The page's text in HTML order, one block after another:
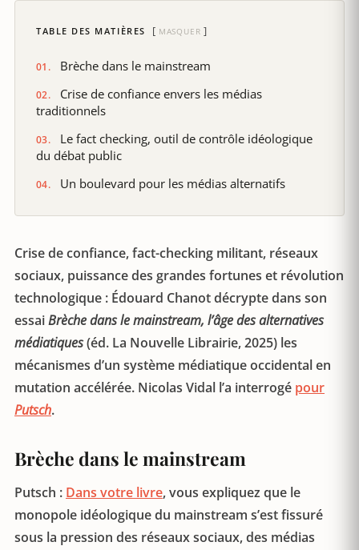
TABLE DES MATIÈRES MASQUER
Brèche dans le mainstream
Crise de confiance envers les médias
traditionnels
Le fact checking, outil de contrôle idéologique
du débat public
Un boulevard pour les médias alternatifs
Crise de confiance, fact-checking militant, réseaux
sociaux, puissance des grandes fortunes et révolution
technologique : Édouard Chanot décrypte dans son
essaiBrèche dans le mainstream, l’âge des alternatives
médiatiques(éd. La Nouvelle Librairie, 2025) les
mécanismes d’un système médiatique occidental en
mutation accélérée. Nicolas Vidal l’a interrogé pour
Putsch.
Brèche dans le mainstream
Putsch : Dans votre livre, vous expliquez que le
monopole idéologique du mainstream s’est fissuré
sous la pression des réseaux sociaux, des médias